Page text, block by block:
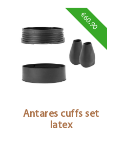
€60,90
Antares cuffs set
latex